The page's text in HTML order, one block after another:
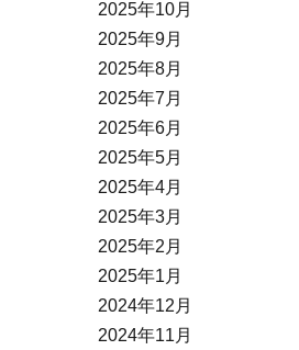
2025年10月
2025年9月
2025年8月
2025年7月
2025年6月
2025年5月
2025年4月
2025年3月
2025年2月
2025年1月
2024年12月
2024年11月